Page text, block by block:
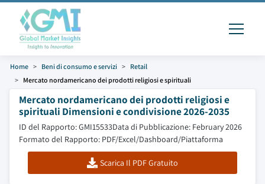
Home Beni di consumo e servizi
Retail
Mercato nordamericano dei prodotti religiosi e spirituali
Mercato nordamericano dei prodotti religiosi e
spirituali Dimensioni e condivisione 2026-2035
ID del Rapporto: GMI15533Data di Pubblicazione: February 2026
Formato del Rapporto: PDF/Excel/Dashboard/Piattaforma
Scarica Il PDF Gratuito